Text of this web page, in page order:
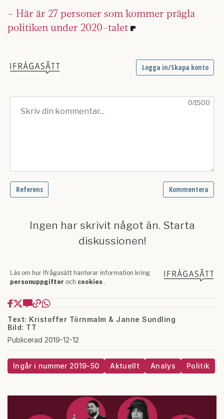
– Här är 27 personer som kommer prägla
politiken under 2020-talet
Text: Kristoffer Törnmalm & Janne Sundling
Bild: TT
Publicerad 2019-12-12
Ingår i nummer 2019-50 Aktuellt Analys Politik